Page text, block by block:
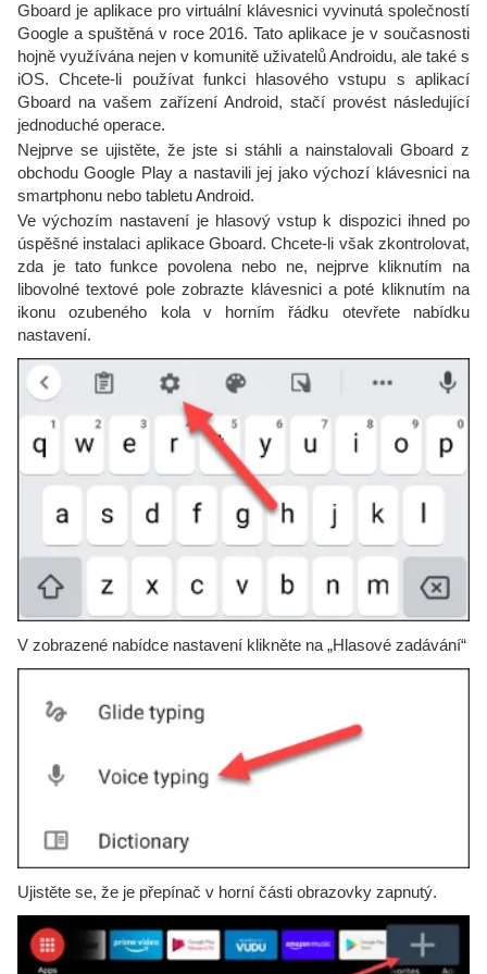
Gboard je aplikace pro virtuální klávesnici vyvinutá společností
Google a spuštěná v roce 2016. Tato aplikace je v současnosti
hojně využívána nejen v komunitě uživatelů Androidu, ale také s
iOS. Chcete-li používat funkci hlasového vstupu s aplikací
Gboard na vašem zařízení Android, stačí provést následující
jednoduché operace.
Nejprve se ujistěte, že jste si stáhli a nainstalovali Gboard z
obchodu Google Play a nastavili jej jako výchozí klávesnici na
smartphonu nebo tabletu Android.
Ve výchozím nastavení je hlasový vstup k dispozici ihned po
úspěšné instalaci aplikace Gboard. Chcete-li však zkontrolovat,
zda je tato funkce povolena nebo ne, nejprve kliknutím na
libovolné textové pole zobrazte klávesnici a poté kliknutím na
ikonu ozubeného kola v horním řádku otevřete nabídku
nastavení.
V zobrazené nabídce nastavení klikněte na „Hlasové zadávání“
Ujistěte se, že je přepínač v horní části obrazovky zapnutý.